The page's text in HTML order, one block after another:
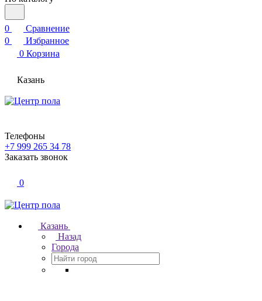
0
Сравнение
0
Избранное
0 Корзина
Казань
Телефоны
+7 999 265 34 78
Заказать звонок
0
Казань
Назад
Города